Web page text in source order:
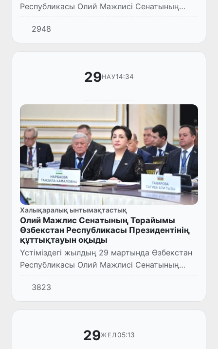
Республикасы Олий Мажлисі Сенатының
Төрайымы Танзила Нарбаева
басшылығындағы Өзбекстан парламент
делегациясы ТМД-ға мүше елдердің
2948
29НАУ14:34
Халықаралық ынтымақтастық
Олий Мажлис Сенатының Төрайымы
Өзбекстан Республикасы Президентінің
құттықтауын оқыды
Үстіміздегі жылдың 29 мартында Өзбекстан
Республикасы Олий Мажлисі Сенатының
Төрайымы Танзила Нарбаева
басшылығындағы парламент делегациясы
Алматы қаласында өтіп жатқан және ТМД-
3823
29ЖЕЛ 05:13